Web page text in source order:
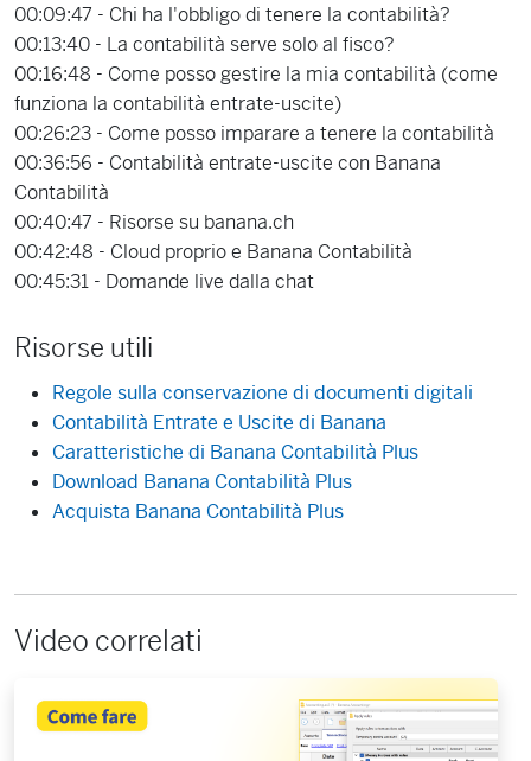
00:09:47 - Chi ha l'obbligo di tenere la contabilità?
00:13:40 - La contabilità serve solo al fisco?
00:16:48 - Come posso gestire la mia contabilità (come
funziona la contabilità entrate-uscite)
00:26:23 - Come posso imparare a tenere la contabilità
00:36:56 - Contabilità entrate-uscite con Banana
Contabilità
00:40:47 - Risorse su banana.ch
00:42:48 - Cloud proprio e Banana Contabilità
00:45:31 - Domande live dalla chat
Risorse utili
Regole sulla conservazione di documenti digitali
Contabilità Entrate e Uscite di Banana
Caratteristiche di Banana Contabilità Plus
Download Banana Contabilità Plus
Acquista Banana Contabilità Plus
Video correlati